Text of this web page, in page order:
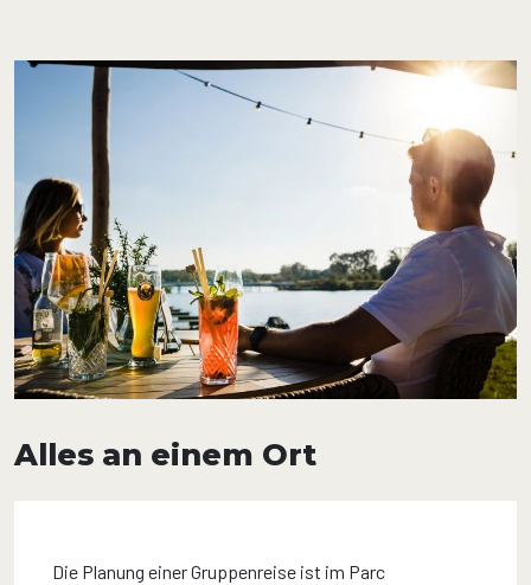
Alles an einem Ort
Die Planung einer Gruppenreise ist im Parc